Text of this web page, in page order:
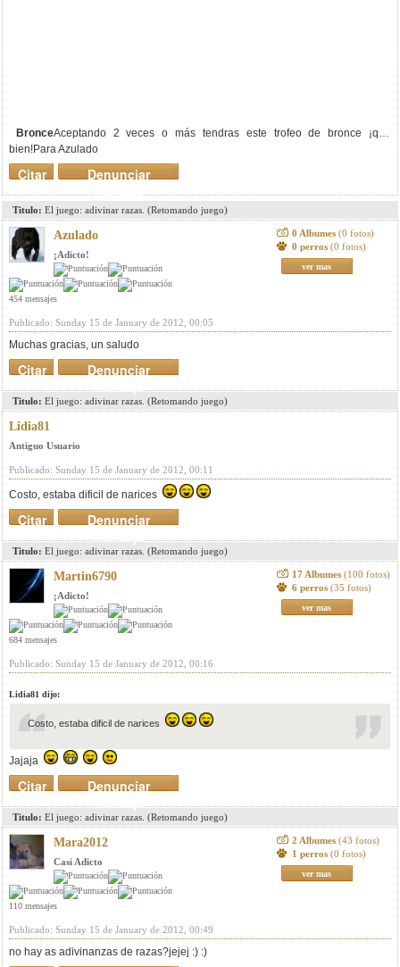
BronceAceptando 2 veces o más tendras este trofeo de bronce ¡que
bien!Para Azulado
Denunciar
mensaje
Citar
Titulo: El juego: adivinar razas. (Retomando juego)
Azulado
¡Adicto!
454 mensajes
0 Albumes (0 fotos)
0 perros (0 fotos)
ver mas
Publicado: Sunday 15 de January de 2012, 00:05
Muchas gracias, un saludo
Denunciar
mensaje
Citar
Titulo: El juego: adivinar razas. (Retomando juego)
Lidia81
Antiguo Usuario
Publicado: Sunday 15 de January de 2012, 00:11
Costo, estaba dificil de narices
Denunciar
mensaje
Citar
Titulo: El juego: adivinar razas. (Retomando juego)
Martin6790
¡Adicto!
684 mensajes
17 Albumes (100 fotos)
6 perros (35 fotos)
ver mas
Publicado: Sunday 15 de January de 2012, 00:16
Lidia81 dijo:
Costo, estaba dificil de narices
Jajaja
Denunciar
mensaje
Citar
Titulo: El juego: adivinar razas. (Retomando juego)
Mara2012
Casi Adicto
110 mensajes
2 Albumes (43 fotos)
1 perros (0 fotos)
ver mas
Publicado: Sunday 15 de January de 2012, 00:49
no hay as adivinanzas de razas?jejej :) :)